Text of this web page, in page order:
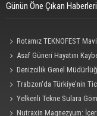
Günün Öne Çıkan Haberleri
Rotamız TEKNOFEST
Asaf Güneri Hayatını
Denizcilik Genel
Saldırısına Uğradı"
Trabzon'da Türkiye'nin
Yelkenli Tekne Sulara
Nutraxin Magnezyum: